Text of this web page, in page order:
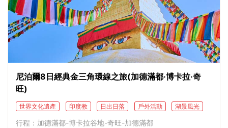
尼泊爾8日經典金三角環線之旅(加德滿都·博卡拉·奇
旺)
世界文化遺產 印度教 日出日落 戶外活動
湖景風光
世界自然遺產
佛教 建築 宮殿遺跡
行程：加德滿都-博卡拉谷地-奇旺-加德滿都